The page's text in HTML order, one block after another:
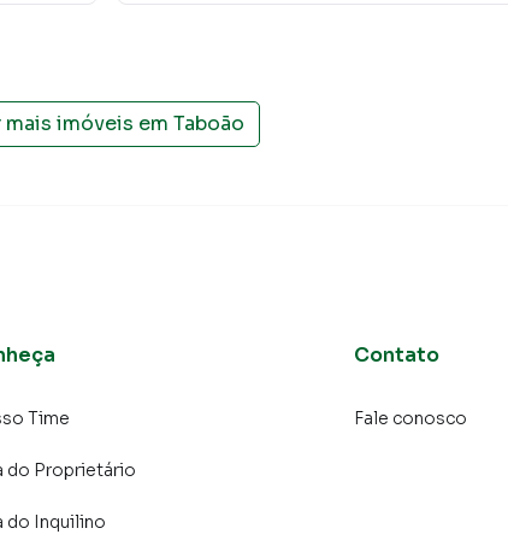
do Campo, o que aumenta muito o número de contatos
mais imóveis em Taboão
Time
do Proprietário
do Inquilino
Contato
Fale conosco